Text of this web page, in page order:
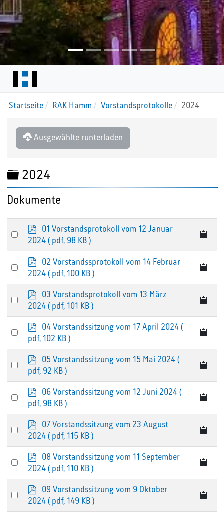
Startseite RAK Hamm Vorstandsprotokolle 2024
Ausgewählte runterladen
Ordner
2024
Dokumente
Select
an
item
p
d
f
01 Vorstandsprotokoll vom 12 Januar
2024 ( pdf, 98 KB )
Select
an
item
p
d
f
02 Vorstandssprotokoll vom 14 Februar
2024 ( pdf, 100 KB )
Select
an
item
p
d
f
03 Vorstandsprotokoll vom 13 März
2024 ( pdf, 101 KB )
Select
an
item
p
d
f
04 Vorstandssitzung vom 17 April 2024 (
pdf, 102 KB )
Select
an
item
p
d
f
05 Vorstandssitzung vom 15 Mai 2024 (
pdf, 92 KB )
Select
an
item
p
d
f
06 Vorstandssitzung vom 12 Juni 2024 (
pdf, 98 KB )
Select
an
item
p
d
f
07 Vorstandssitzung vom 23 August
2024 ( pdf, 115 KB )
Select
an
item
p
d
f
08 Vorstandssitzung vom 11 September
2024 ( pdf, 110 KB )
Select
an
p
d
f
09 Vorstandssitzung vom 9 Oktober
2024 ( pdf, 149 KB )